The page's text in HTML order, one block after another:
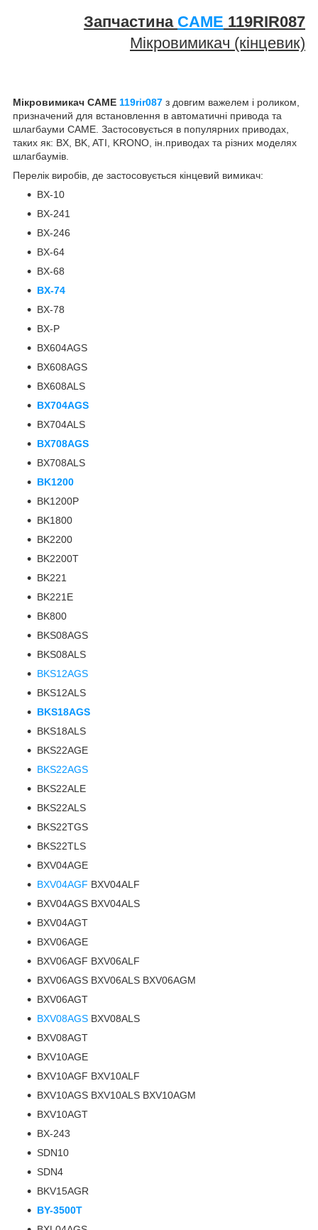
Запчастина CAME 119RIR087
Мікровимикач (кінцевик)
Мікровимикач CAME 119rir087 з довгим важелем і роликом,
призначений для встановлення в автоматичні привода та
шлагбауми CAME. Застосовується в популярних приводах,
таких як: BX, BK, ATI, KRONO, ін.приводах та різних моделях
шлагбаумів.
Перелік виробів, де застосовується кінцевий вимикач:
BX-10
BX-241
BX-246
BX-64
BX-68
BX-74
BX-78
BX-P
BX604AGS
BX608AGS
BX608ALS
BX704AGS
BX704ALS
BX708AGS
BX708ALS
BK1200
BK1200P
BK1800
BK2200
BK2200T
BK221
BK221E
BK800
BKS08AGS
BKS08ALS
BKS12AGS
BKS12ALS
BKS18AGS
BKS18ALS
BKS22AGE
BKS22AGS
BKS22ALE
BKS22ALS
BKS22TGS
BKS22TLS
BXV04AGE
BXV04AGF BXV04ALF
BXV04AGS BXV04ALS
BXV04AGT
BXV06AGE
BXV06AGF BXV06ALF
BXV06AGS BXV06ALS BXV06AGM
BXV06AGT
BXV08AGS BXV08ALS
BXV08AGT
BXV10AGE
BXV10AGF BXV10ALF
BXV10AGS BXV10ALS BXV10AGM
BXV10AGT
BX-243
SDN10
SDN4
BKV15AGR
BY-3500T